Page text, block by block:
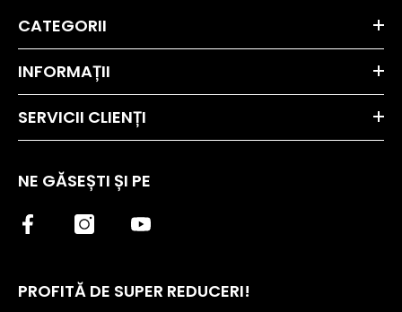
CATEGORII
INFORMAȚII
SERVICII CLIENȚI
NE GĂSEȘTI ȘI PE
PROFITĂ DE SUPER REDUCERI!